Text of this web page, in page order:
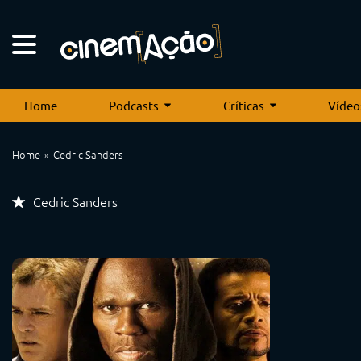
Home Podcasts Críticas
Home Cedric Sanders
Cedric Sanders